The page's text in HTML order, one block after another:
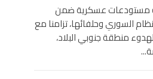
مستودعات عسكرية ضمن
السوري وحلفائها، تزامنا مع
منطقة جنوبي البلاد،